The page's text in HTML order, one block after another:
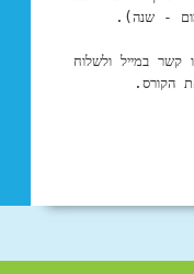
- שנה).
הקורס.